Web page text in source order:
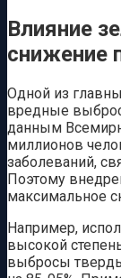
Влияние
снижение
Одной из
вредные
данным
миллионов
заболеваний,
Поэтому
максимальное
Например,
высокой
выбросы